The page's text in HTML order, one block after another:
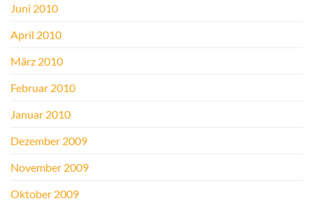
Juni 2010
April 2010
März 2010
Februar 2010
Januar 2010
Dezember 2009
November 2009
Oktober 2009